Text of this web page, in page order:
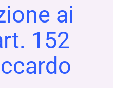
ai
152